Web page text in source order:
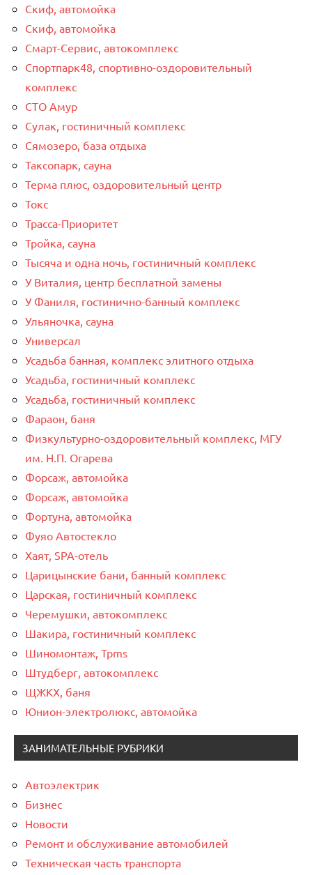
Скиф, автомойка
Скиф, автомойка
Смарт-Сервис, автокомплекс
Спортпарк48, спортивно-оздоровительный
комплекс
СТО Амур
Сулак, гостиничный комплекс
Сямозеро, база отдыха
Таксопарк, сауна
Терма плюс, оздоровительный центр
Токс
Трасса-Приоритет
Тройка, сауна
Тысяча и одна ночь, гостиничный комплекс
У Виталия, центр бесплатной замены
У Фаниля, гостинично-банный комплекс
Ульяночка, сауна
Универсал
Усадьба банная, комплекс элитного отдыха
Усадьба, гостиничный комплекс
Усадьба, гостиничный комплекс
Фараон, баня
Физкультурно-оздоровительный комплекс, МГУ
им. Н.П. Огарева
Форсаж, автомойка
Форсаж, автомойка
Фортуна, автомойка
Фуяо Автостекло
Хаят, SPA-отель
Царицынские бани, банный комплекс
Царская, гостиничный комплекс
Черемушки, автокомплекс
Шакира, гостиничный комплекс
Шиномонтаж, Tpms
Штудберг, автокомплекс
ЩЖКХ, баня
Юнион-электролюкс, автомойка
ЗАНИМАТЕЛЬНЫЕ РУБРИКИ
Автоэлектрик
Бизнес
Новости
Ремонт и обслуживание автомобилей
Техническая часть транспорта